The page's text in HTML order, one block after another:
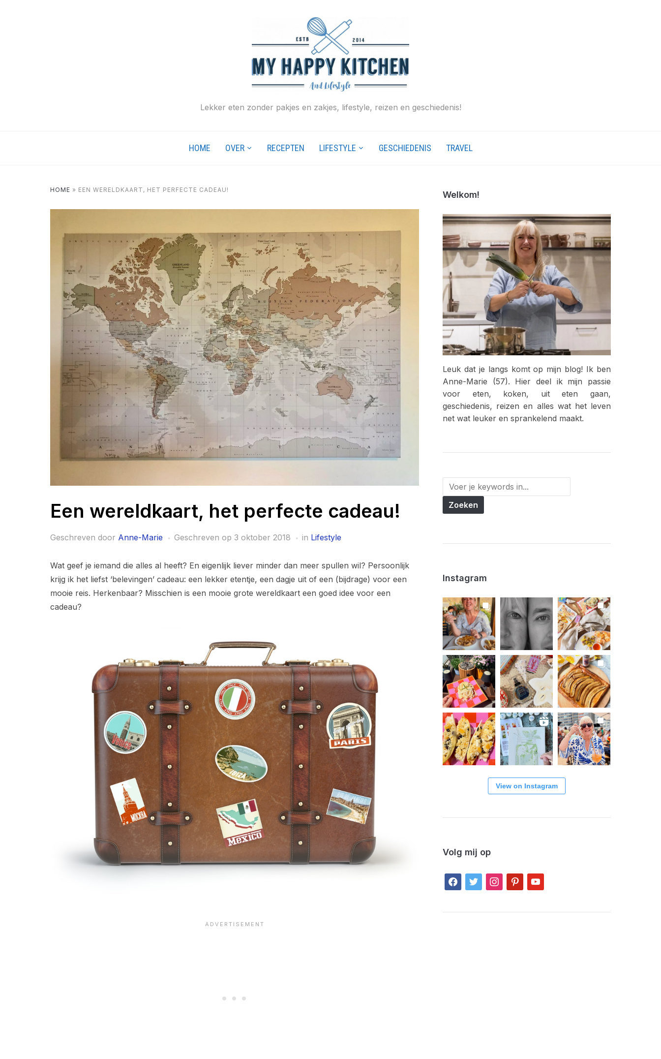
Lekker eten zonder pakjes en zakjes, lifestyle, reizen en geschiedenis!
HOME OVER RECEPTEN LIFESTYLE GESCHIEDENIS TRAVEL
HOME » EEN WERELDKAART, HET PERFECTE CADEAU!
Een wereldkaart, het perfecte cadeau!
Geschreven door Anne-Marie Geschreven op 3 oktober 2018 in Lifestyle
Wat geef je iemand die alles al heeft? En eigenlijk liever minder dan meer spullen wil? Persoonlijk
krijg ik het liefst ‘belevingen’ cadeau: een lekker etentje, een dagje uit of een (bijdrage) voor een
mooie reis. Herkenbaar? Misschien is een mooie grote wereldkaart een goed idee voor een
cadeau?
Welkom!
Leuk dat je langs komt op mijn blog! Ik ben
Anne-Marie (57). Hier deel ik mijn passie
voor eten, koken, uit eten gaan,
geschiedenis, reizen en alles wat het leven
net wat leuker en sprankelend maakt.
Instagram
View on Instagram
Volg mij op
facebook
twitter instagrampinterestyoutube